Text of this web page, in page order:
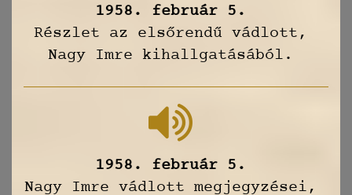
1958. február 5.
Részlet az elsőrendű vádlott,
Nagy Imre kihallgatásából.
1958. február 5.
Nagy Imre vádlott megjegyzései,